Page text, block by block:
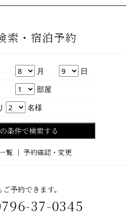
索・宿泊予約
月 月 日
日
部屋数 部屋
人数 名様
条件で検索する
覧 ｜ 予約確認・変更
予約できます。
37-0345